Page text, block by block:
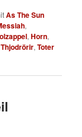
As The Sun
,
,Horn,
Thjodrörir,Toter